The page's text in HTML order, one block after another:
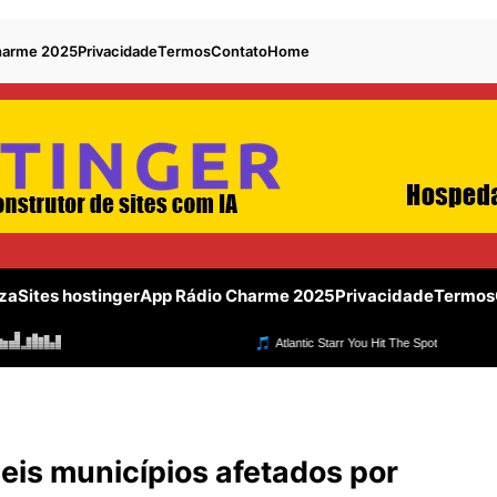
2025PrivacidadeTermosContatoHome
Sites hostingerApp Rádio Charme 2025PrivacidadeTermos
municípios afetados por